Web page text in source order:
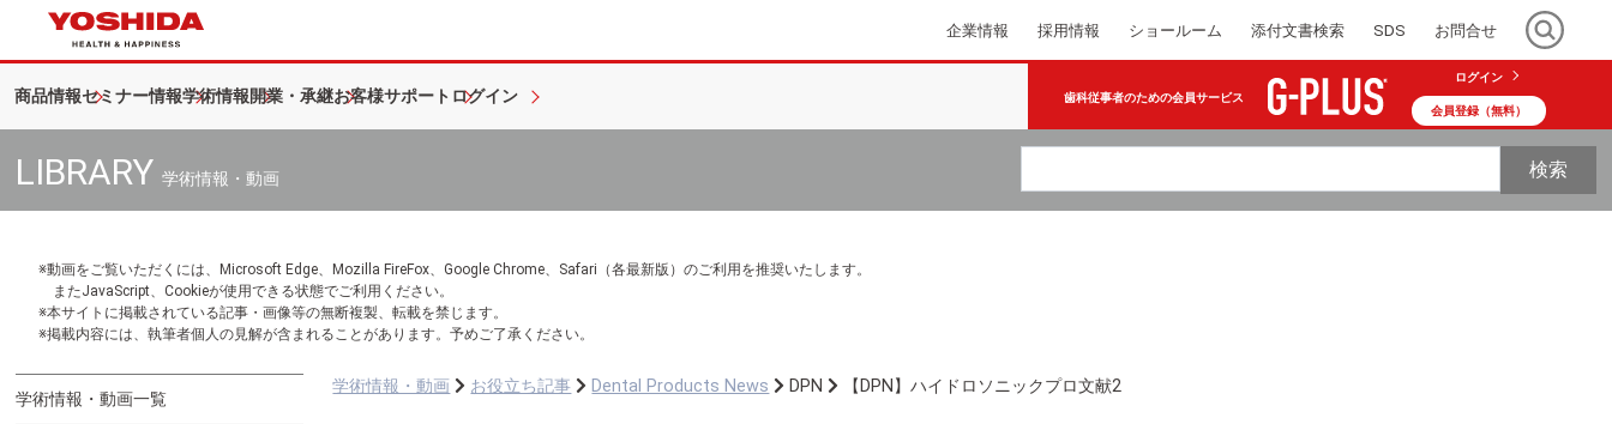
企業情報 採用情報 ショールーム 添付文書検索 SDS お問合せ
商品情報セミナー情報学術情報開業・承継お客様サポート ログイン 歯科従事者のための会員サービス
ログイン
会員登録（無料）
LIBRARY 学術情報・動画 検索
※動画をご覧いただくには、Microsoft Edge、Mozilla FireFox、Google Chrome、Safari（各最新版）のご利用を推奨いたします。
またJavaScript、Cookieが使用できる状態でご利用ください。
※本サイトに掲載されている記事・画像等の無断複製、転載を禁じます。
※掲載内容には、執筆者個人の見解が含まれることがあります。予めご了承ください。
学術情報・動画一覧
学術情報・動画 お役立ち記事 Dental Products News DPN 【DPN】ハイドロソニックプロ文献2